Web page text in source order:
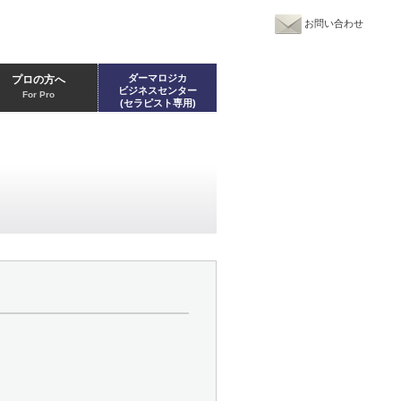
お問い合わせ
プロの方へ
For Pro
ダーマロジカ
ビジネスセンター
(セラピスト専用)